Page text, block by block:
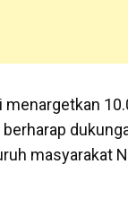
menargetkan
masyarakat